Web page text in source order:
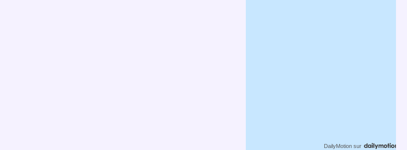
DailyMotion sur